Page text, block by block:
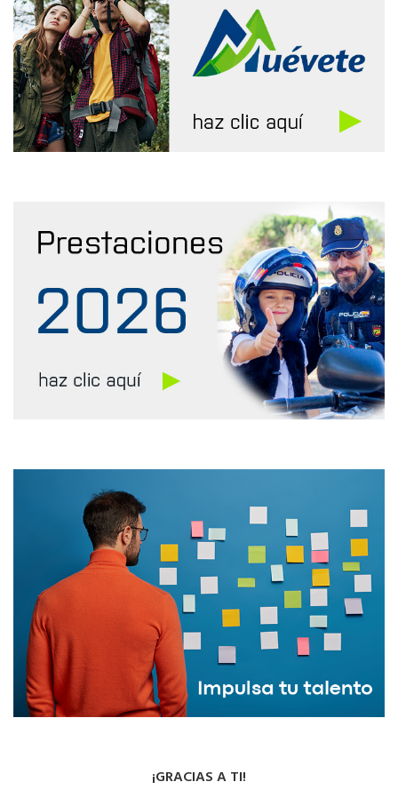
¡GRACIAS A TI!